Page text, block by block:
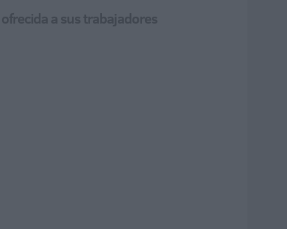
a sus trabajadores